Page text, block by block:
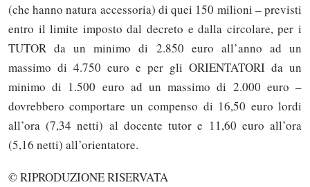
(che hanno natura accessoria) di quei 150 milioni – previsti
entro il limite imposto dal decreto e dalla circolare, per i
TUTOR da un minimo di 2.850 euro all’anno ad un
massimo di 4.750 euro e per gli ORIENTATORI da un
minimo di 1.500 euro ad un massimo di 2.000 euro –
dovrebbero comportare un compenso di 16,50 euro lordi
all’ora (7,34 netti) al docente tutor e 11,60 euro all’ora
(5,16 netti) all’orientatore.
© RIPRODUZIONE RISERVATA